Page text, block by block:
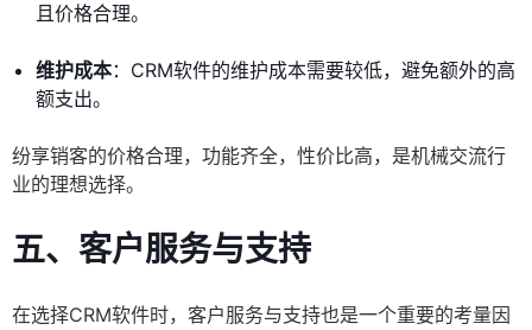
且价格合理。
维护成本：CRM软件的维护成本需要较低，避免额外的高
额支出。
纷享销客的价格合理，功能齐全，性价比高，是机械交流行
业的理想选择。
五、客户服务与支持
在选择CRM软件时，客户服务与支持也是一个重要的考量因